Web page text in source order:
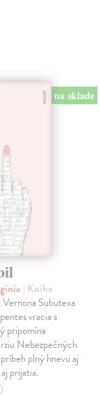
na sklade
| Kniha
Subutexa
vracia s
pripomína
Nebezpečných
plný hnevu aj
prijatia.